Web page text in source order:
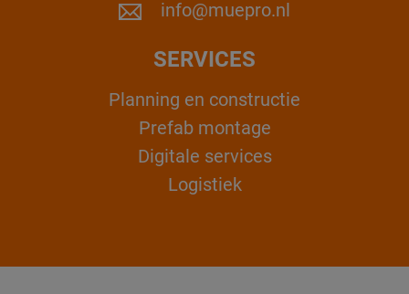
info@muepro.nl
SERVICES
Planning en constructie
Prefab montage
Digitale services
Logistiek